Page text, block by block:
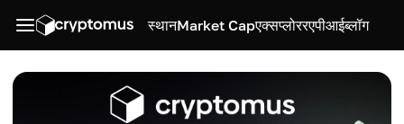
स्थानMarket Capएक्सप्लोररएपीआईब्लॉग